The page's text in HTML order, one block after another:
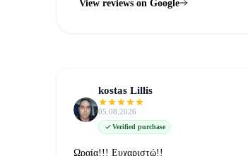
View reviews on Google
kostas Lillis
05.08.2026
Verified purchase
Ωραία!!! Ευχαριστώ!!